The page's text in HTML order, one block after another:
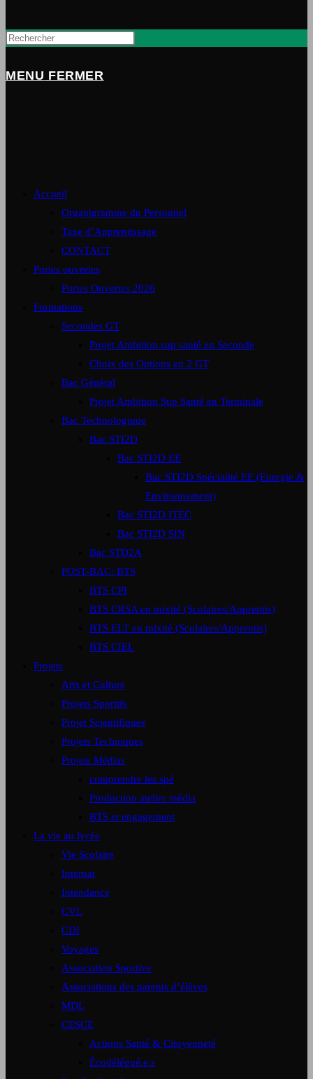
MENU FERMER
Accueil
Organigramme du Personnel
Taxe d’Apprentissage
CONTACT
Portes ouvertes
Portes Ouvertes 2026
Formations
Secondes GT
Projet Ambition sup santé en Seconde
Choix des Options en 2 GT
Bac Général
Projet Ambition Sup Santé en Terminale
Bac Technologique
Bac STI2D
Bac STI2D EE
Bac STI2D Spécialité EE (Energie &
Environnement)
Bac STI2D ITEC
Bac STI2D SIN
Bac STD2A
POST-BAC: BTS
BTS CPI
BTS CRSA en mixité (Scolaires/Apprentis)
BTS ELT en mixité (Scolaires/Apprentis)
BTS CIEL
Projets
Arts et Culture
Projets Sportifs
Projet Scientifiques
Projets Techniques
Projets Médias
comprendre les spé
Production atelier média
BTS et engagement
La vie au lycée
Vie Scolaire
Internat
Intendance
CVL
CDI
Voyages
Association Sportive
Associations des parents d’élèves
MDL
CESCE
Actions Santé & Citoyenneté
Écodélégué.e.s